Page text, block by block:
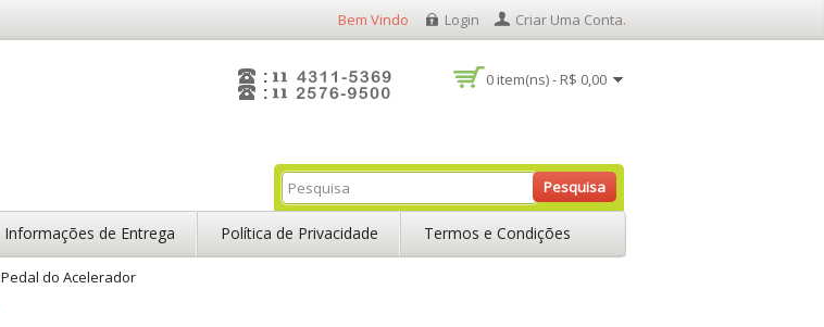
Bem Vindo Login Criar Uma Conta.
0 item(ns) - R$ 0,00
Pesquisa
Informações de Entrega Política de Privacidade Termos e Condições
Pedal do Acelerador